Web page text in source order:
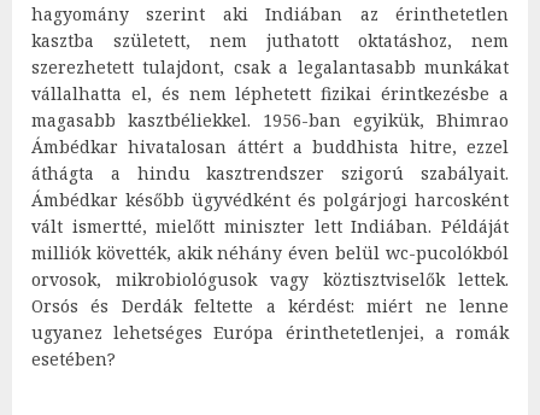
hagyomány szerint aki Indiában az érinthetetlen
kasztba született, nem juthatott oktatáshoz, nem
szerezhetett tulajdont, csak a legalantasabb munkákat
vállalhatta el, és nem léphetett fizikai érintkezésbe a
magasabb kasztbéliekkel. 1956-ban egyikük, Bhimrao
Ámbédkar hivatalosan áttért a buddhista hitre, ezzel
áthágta a hindu kasztrendszer szigorú szabályait.
Ámbédkar később ügyvédként és polgárjogi harcosként
vált ismertté, mielőtt miniszter lett Indiában. Példáját
milliók követték, akik néhány éven belül wc-pucolókból
orvosok, mikrobiológusok vagy köztisztviselők lettek.
Orsós és Derdák feltette a kérdést: miért ne lenne
ugyanez lehetséges Európa érinthetetlenjei, a romák
esetében?